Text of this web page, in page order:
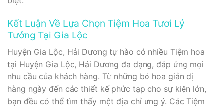
Kết Luận Về Lựa Chọn Tiệm Hoa Tươi Lý
Tưởng Tại Gia Lộc
Huyện Gia Lộc, Hải Dương tự hào có nhiều Tiệm hoa
tại Huyện Gia Lộc, Hải Dương đa dạng, đáp ứng mọi
nhu cầu của khách hàng. Từ những bó hoa giản dị
hàng ngày đến các thiết kế phức tạp cho sự kiện lớn,
bạn đều có thể tìm thấy một địa chỉ ưng ý. Các Tiệm